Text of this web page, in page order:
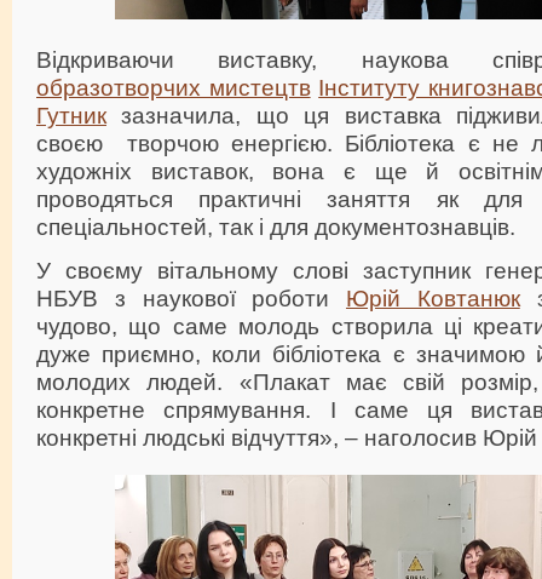
Відкриваючи виставку, наукова
образотворчих мистецтв Інституту
Гутник зазначила, що ця виставка
своєю творчою енергією. Бібліотека є не
художніх виставок, вона є ще й
проводяться практичні заняття як для
спеціальностей, так і для документознавців.
У своєму вітальному слові заступник
НБУВ з наукової роботи Юрій Ковтанюк
чудово, що саме молодь створила ці
дуже приємно, коли бібліотека є значимою
молодих людей. «Плакат має свій
конкретне спрямування. І саме ця
конкретні людські відчуття», – наголосив